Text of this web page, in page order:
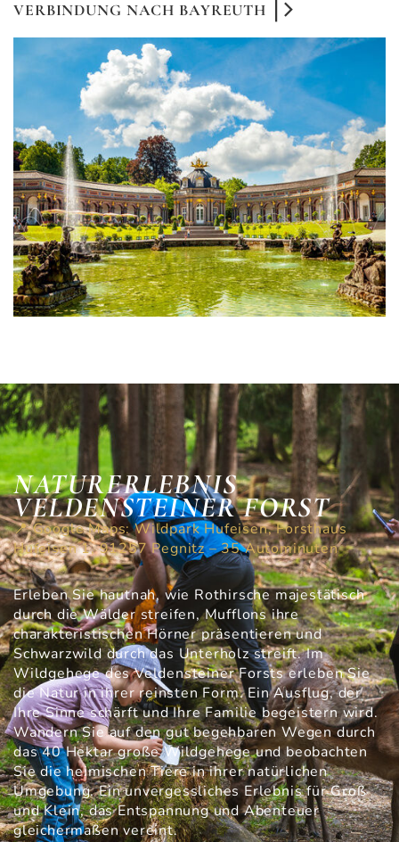
VERBINDUNG NACH BAYREUTH
NATURERLEBNIS
VELDENSTEINER FORST
📍 Google Maps: Wildpark Hufeisen, Forsthaus
Hufeisen 1, 91257 Pegnitz – 35 Autominuten
Erleben Sie hautnah, wie Rothirsche majestätisch
durch die Wälder streifen, Mufflons ihre
charakteristischen Hörner präsentieren und
Schwarzwild durch das Unterholz streift. Im
Wildgehege des Veldensteiner Forsts erleben Sie
die Natur in ihrer reinsten Form. Ein Ausflug, der
Ihre Sinne schärft und Ihre Familie begeistern wird.
Wandern Sie auf den gut begehbaren Wegen durch
das 40 Hektar große Wildgehege und beobachten
Sie die heimischen Tiere in ihrer natürlichen
Umgebung. Ein unvergessliches Erlebnis für Groß
und Klein, das Entspannung und Abenteuer
gleichermaßen vereint.